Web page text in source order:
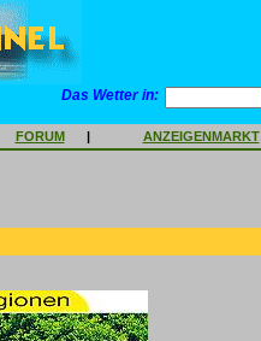
Das Wetter in:
FORUM | ANZEIGENMARKT